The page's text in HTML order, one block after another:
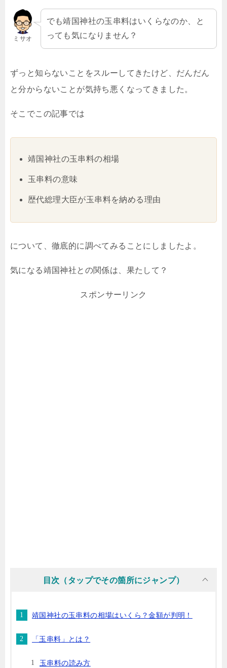
ミサオ
でも靖国神社の玉串料はいくらなのか、と
っても気になりません？
ずっと知らないことをスルーしてきたけど、だんだん
と分からないことが気持ち悪くなってきました。
そこでこの記事では
靖国神社の玉串料の相場
玉串料の意味
歴代総理大臣が玉串料を納める理由
について、徹底的に調べてみることにしましたよ。
気になる靖国神社との関係は、果たして？
スポンサーリンク
目次（タップでその箇所にジャンプ）
靖国神社の玉串料の相場はいくら？金額が判明！
「玉串料」とは？
玉串料の読み方